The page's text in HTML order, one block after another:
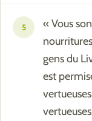
5
« Vous
gens du
est